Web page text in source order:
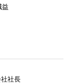
益
社長